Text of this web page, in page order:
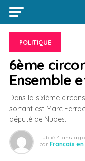
POLITIQUE
6ème
Ensemble
Dans la sixième
sortant est Marc
député de Nupes.
Publié 4 ans ago
par Français en